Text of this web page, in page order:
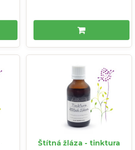
Štítná žláza - tinktura